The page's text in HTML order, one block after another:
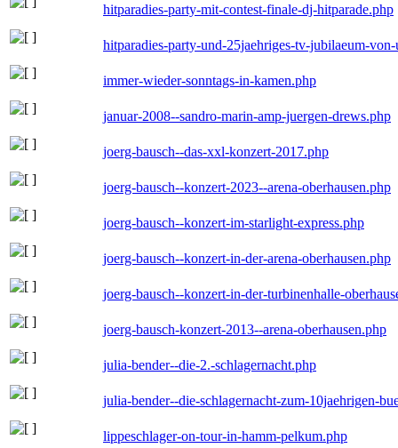
hitparadies-party-mit-contest-finale-dj-hitparade.php
hitparadies-party-und-25jaehriges-tv-jubilaeum-
immer-wieder-sonntags-in-kamen.php
januar-2008--sandro-marin-amp-juergen-drews.php
joerg-bausch--das-xxl-konzert-2017.php
joerg-bausch--konzert-2023--arena-oberhausen.php
joerg-bausch--konzert-im-starlight-express.php
joerg-bausch--konzert-in-der-arena-oberhausen.php
joerg-bausch--konzert-in-der-turbinenhalle-
joerg-bausch-konzert-2013--arena-oberhausen.php
julia-bender--die-2.-schlagernacht.php
julia-bender--die-schlagernacht-zum-10jaehrigen-
lippeschlager-on-tour-in-hamm-pelkum.php